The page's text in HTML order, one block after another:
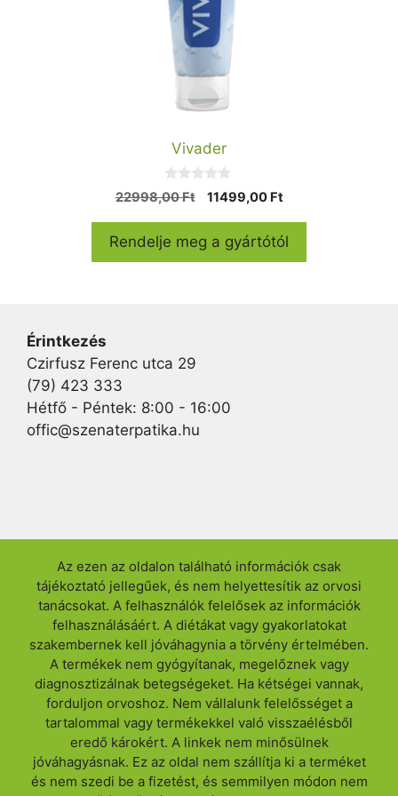
Vivader
0
a
-
ő
22998,00Ft
Original
22998,00 Ft.
11499,00 FtCurrent
is:
11499,00 Ft.
Rendelje meg a gyártótól
Érintkezés
Czirfusz Ferenc utca 29
(79) 423 333
Hétfő - Péntek: 8:00 - 16:00
offic@szenaterpatika.hu
Az ezen az oldalon található információk csak
tájékoztató jellegűek, és nem helyettesítik az orvosi
tanácsokat. A felhasználók felelősek az információk
felhasználásáért. A diétákat vagy gyakorlatokat
szakembernek kell jóváhagynia a törvény értelmében.
A termékek nem gyógyítanak, megelőznek vagy
diagnosztizálnak betegségeket. Ha kétségei vannak,
forduljon orvoshoz. Nem vállalunk felelősséget a
tartalommal vagy termékekkel való visszaélésből
eredő károkért. A linkek nem minősülnek
jóváhagyásnak. Ez az oldal nem szállítja ki a terméket
és nem szedi be a fizetést, és semmilyen módon nem